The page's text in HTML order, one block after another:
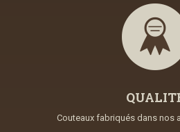
Couteaux fabriqués dans nos